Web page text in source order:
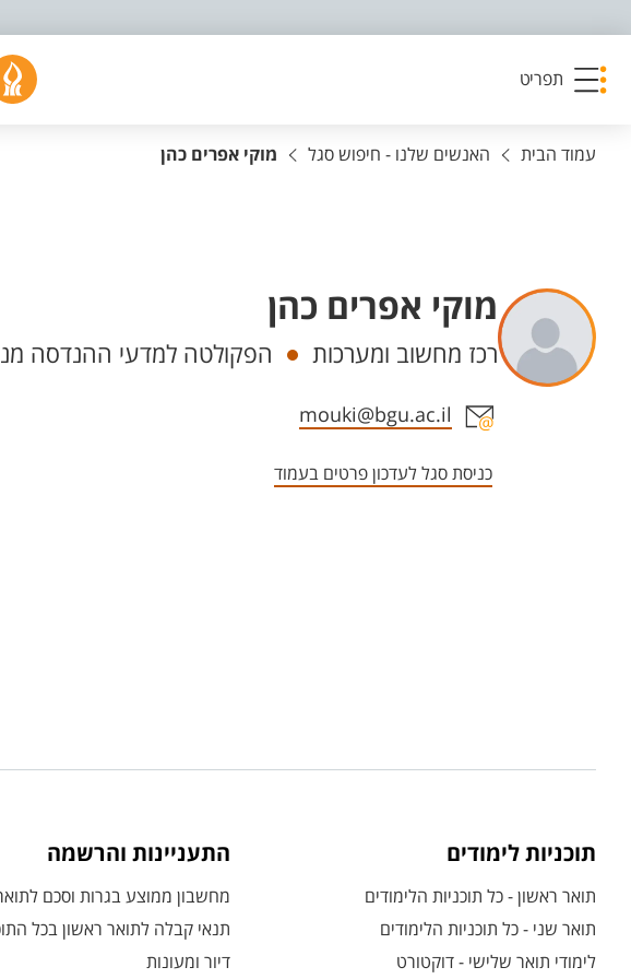
תפריט
עמוד הבית האנשים שלנו - חיפוש סגל מוקי אפרים כהן
מוקי אפרים כהן
יחידות
רכז מחשוב ומערכות הפקולטה למדעי ההנדסה
אזור צור קשר עם איש הסגל
mouki@bgu.ac.il
כניסת סגל לעדכון פרטים בעמוד
תוכניות לימודים
תואר ראשון - כל תוכניות הלימודים
תואר שני - כל תוכניות הלימודים
לימודי תואר שלישי - דוקטורט
התעניינות והרשמה
מחשבון ממוצע בגרות וסכם
תנאי קבלה לתואר ראשון בכל
דיור ומעונות